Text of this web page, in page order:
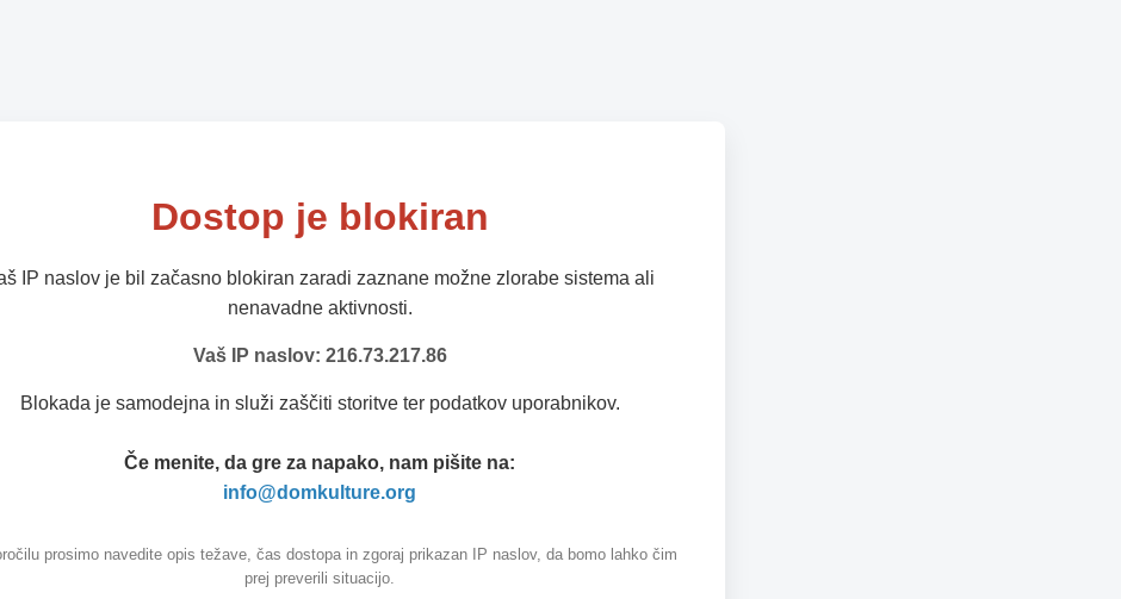
Dostop je blokiran
IP naslov je bil začasno blokiran zaradi zaznane možne zlorabe sistema ali
nenavadne aktivnosti.
Vaš IP naslov: 216.73.217.86
Blokada je samodejna in služi zaščiti storitve ter podatkov uporabnikov.
Če menite, da gre za napako, nam pišite na:
info@domkulture.org
prosimo navedite opis težave, čas dostopa in zgoraj prikazan IP naslov, da bomo lahko čim
prej preverili situacijo.